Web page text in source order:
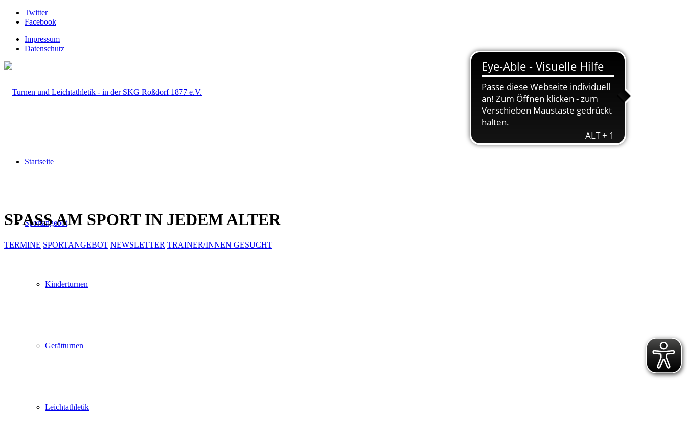
Twitter
Facebook
Impressum
Datenschutz
Startseite
Sportangebot
Kinderturnen
Gerätturnen
Leichtathletik
SPASS AM SPORT IN JEDEM ALTER
TERMINE SPORTANGEBOT NEWSLETTER TRAINER/INNEN GESUCHT